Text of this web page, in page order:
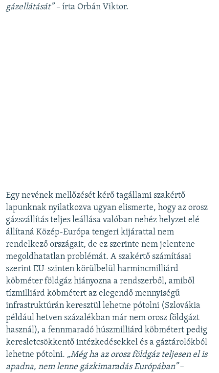
gázellátását” – írta Orbán Viktor.
Egy nevének mellőzését kérő tagállami szakértő
lapunknak nyilatkozva ugyan elismerte, hogy az orosz
gázszállítás teljes leállása valóban nehéz helyzet elé
állítaná Közép-Európa tengeri kijárattal nem
rendelkező országait, de ez szerinte nem jelentene
megoldhatatlan problémát. A szakértő számításai
szerint EU-szinten körülbelül harmincmilliárd
köbméter földgáz hiányozna a rendszerből, amiből
tízmilliárd köbmétert az elegendő mennyiségű
infrastruktúrán keresztül lehetne pótolni (Szlovákia
például hetven százalékban már nem orosz földgázt
használ), a fennmaradó húszmilliárd köbmétert pedig
keresletcsökkentő intézkedésekkel és a gáztárolókból
lehetne pótolni. „Még ha az orosz földgáz teljesen el is
apadna, nem lenne gázkimaradás Európában”–